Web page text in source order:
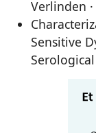
Verlinden
Sensitive